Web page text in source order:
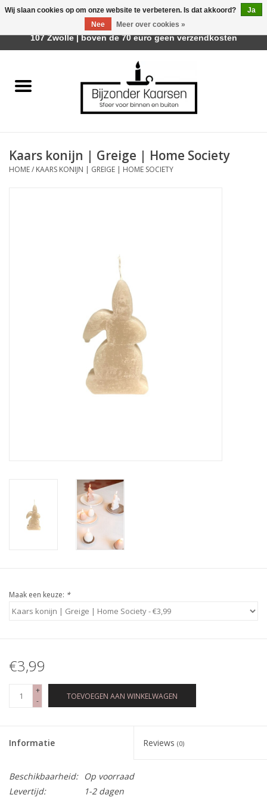
Räder Design Stories
Geurkaarsen
Kaarsen accessoires
Relatiegeschenken & Bedankjes
Kaars konijn | Greige | Home Society
HOME/ KAARS KONIJN | GREIGE | HOME SOCIETY
Maak een keuze: *
€3,99
+
-
TOEVOEGEN AAN WINKELWAGEN
Informatie Reviews (0)
Beschikbaarheid:
Op voorraad
Levertijd:
1-2 dagen
Wij slaan cookies op om onze website te verbeteren. Is dat akkoord?
Ja
Nee
Meer over cookies »
Afhalen is mogelijk bij Trotz Woon & Cadeau | Belvederelaan
107 Zwolle | boven de 70 euro geen verzendkosten